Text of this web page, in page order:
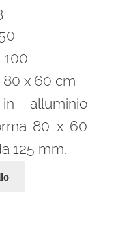
100
80 x 60 cm
alluminio
80 x 60
125 mm.